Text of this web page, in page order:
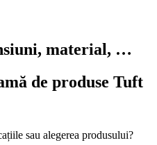
material, …
de produse Tuft
sau alegerea produsului?